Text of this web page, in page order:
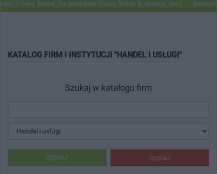
Gminy Tczew. Na początek Shaun Baker & Jessica Jean
KATALOG FIRM I INSTYTUCJI "HANDEL I USŁUGI"
Szukaj w katalogu firm
DODAJ
SZUKAJ